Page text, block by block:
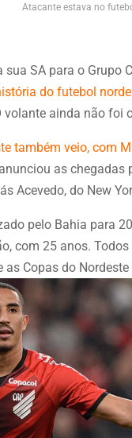
Atacante estava no
SA para o Grupo
do futebol
volante ainda não foi
também veio, com
as chegadas
Acevedo, do New
pelo Bahia para
com 25 anos.
Copas do Nordeste